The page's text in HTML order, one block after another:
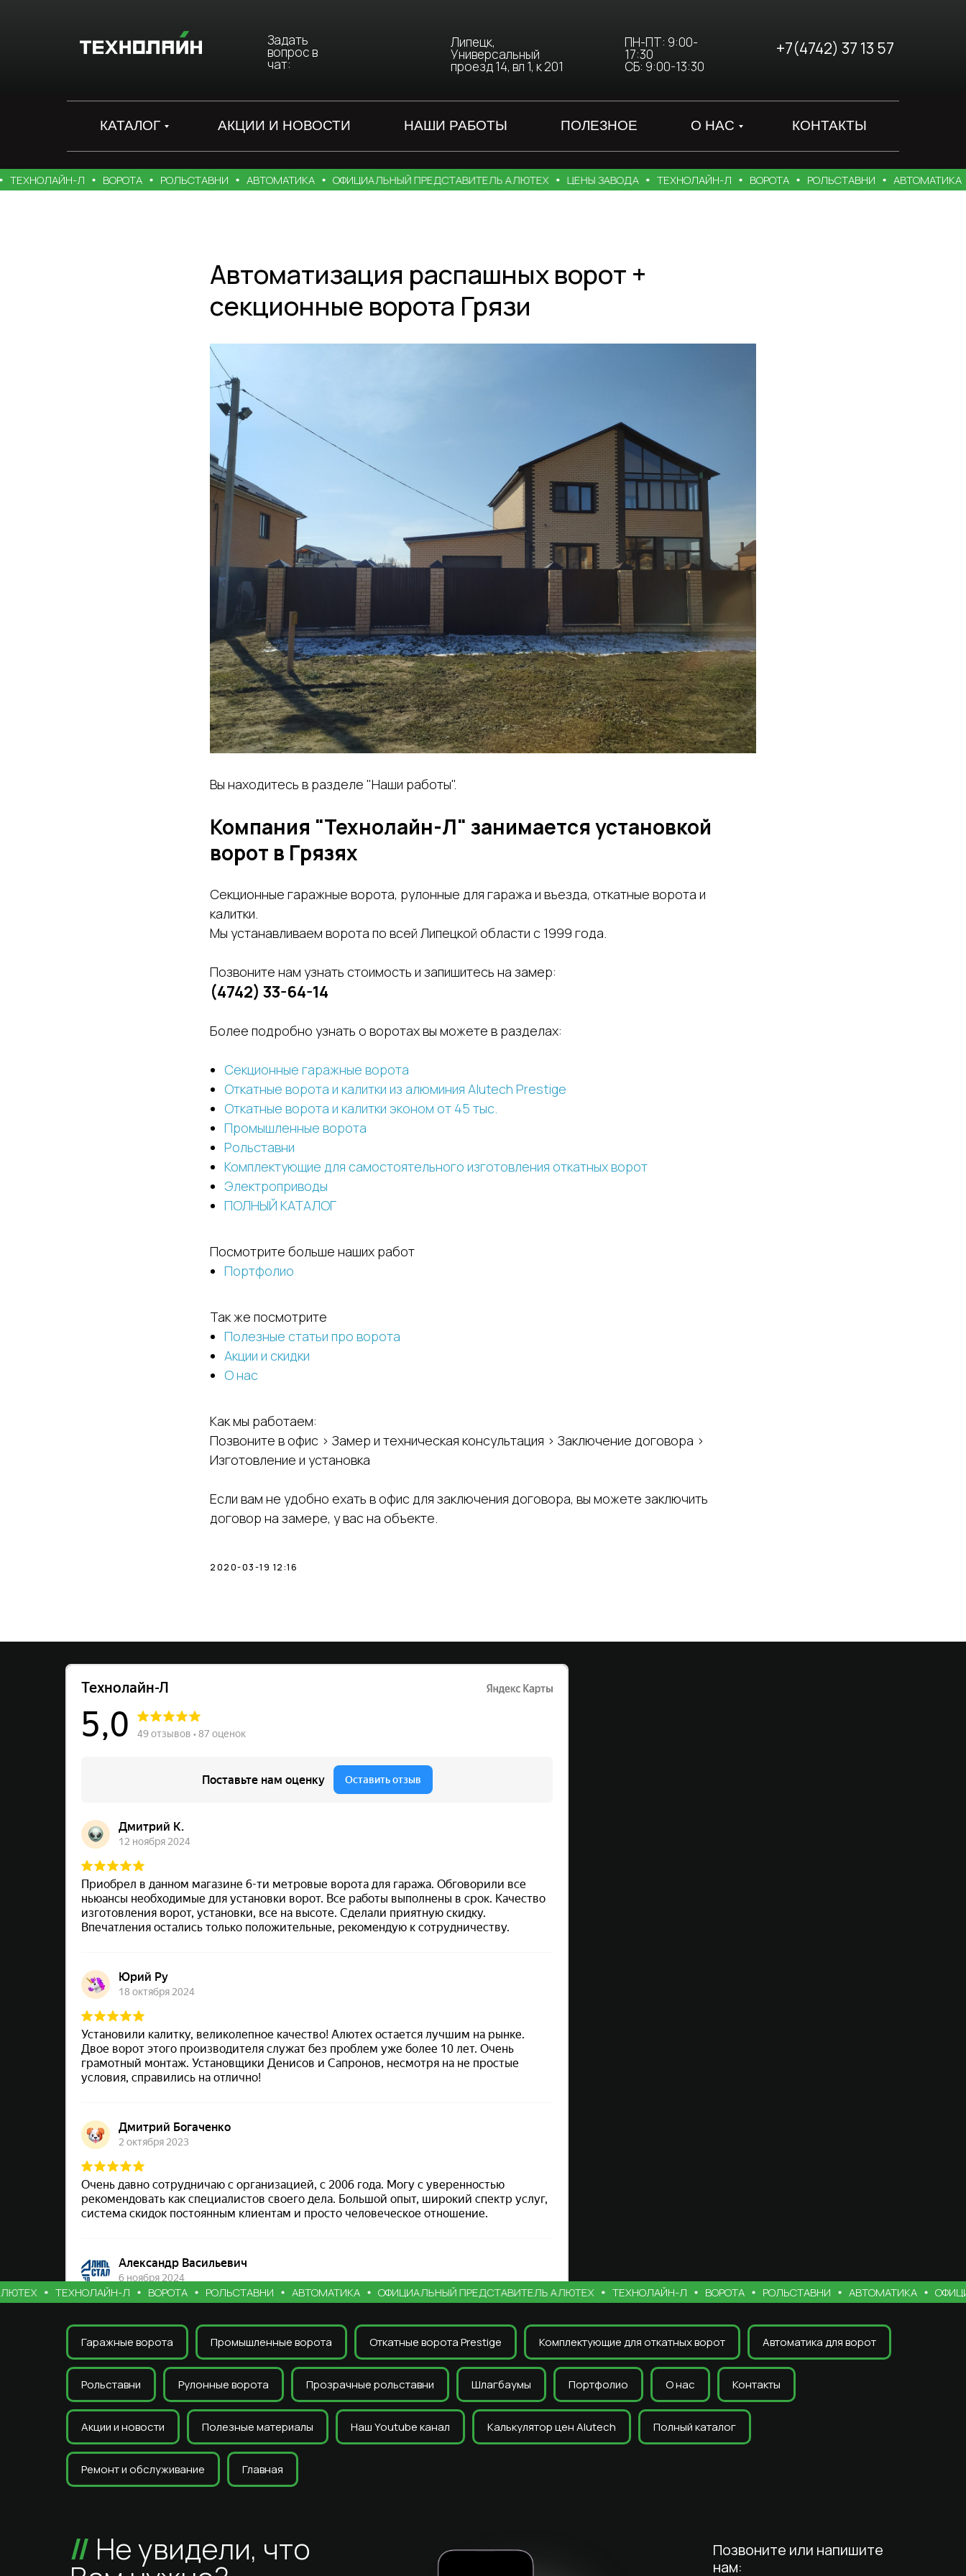
Задать
вопрос в
чат:
ПН-ПТ: 9:00-
17:30
СБ: 9:00-13:30
+7(4742) 37 13 57
Липецк,
Универсальный
проезд 14, вл 1, к 201
КАТАЛОГ АКЦИИ И НОВОСТИ НАШИ РАБОТЫ ПОЛЕЗНОЕ О НАС КОНТАКТЫ
Л ВОРОТА РОЛЬСТАВНИ АВТОМАТИКА ОФИЦИАЛЬНЫЙ ПРЕДСТАВИТЕЛЬ АЛЮТЕХ ЦЕНЫ ЗАВОДА ТЕХНОЛАЙН-Л ВОРОТА РОЛЬСТАВНИ АВТОМАТИКА
Автоматизация распашных ворот +
секционные ворота Грязи
Вы находитесь в разделе "Наши работы".
Компания "Технолайн-Л" занимается установкой
ворот в Грязях
Секционные гаражные ворота, рулонные для гаража и въезда, откатные ворота и
калитки.
Мы устанавливаем ворота по всей Липецкой области с 1999 года.
Позвоните нам узнать стоимость и запишитесь на замер:
(4742) 33-64-14
Более подробно узнать о воротах вы можете в разделах:
Секционные гаражные ворота
Откатные ворота и калитки из алюминия Alutech Prestige
Откатные ворота и калитки эконом от 45 тыс.
Промышленные ворота
Рольставни
Комплектующие для самостоятельного изготовления откатных ворот
Электроприводы
ПОЛНЫЙ КАТАЛОГ
Посмотрите больше наших работ
Портфолио
Так же посмотрите
Полезные статьи про ворота
Акции и скидки
О нас
Как мы работаем:
Позвоните в офис > Замер и техническая консультация > Заключение договора >
Изготовление и установка
Если вам не удобно ехать в офис для заключения договора, вы можете заключить
договор на замере, у вас на объекте.
2020-03-19 12:16
ТЕХНОЛАЙН-Л ВОРОТА РОЛЬСТАВНИ АВТОМАТИКА ОФИЦИАЛЬНЫЙ ПРЕДСТАВИТЕЛЬ АЛЮТЕХ ТЕХНОЛАЙН-Л ВОРОТА РОЛЬСТАВНИ АВТОМАТИКА
Гаражные ворота Промышленные ворота Откатные ворота Prestige Комплектующие для откатных ворот Автоматика для ворот
Рольставни Рулонные ворота Прозрачные рольставни Шлагбаумы Портфолио О нас Контакты
Акции и новости Полезные материалы Наш Youtube канал Калькулятор цен Alutech Полный каталог
Ремонт и обслуживание Главная
Позвоните или напишите
нам:
// Не увидели, что